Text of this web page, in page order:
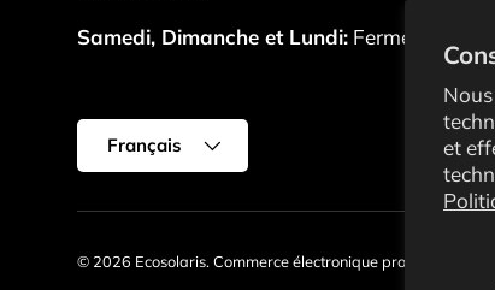
et
Samedi, Dimanche et Lundi: Fermé
Langue
Français
© 2026 Ecosolaris. Commerce électronique propulsé par